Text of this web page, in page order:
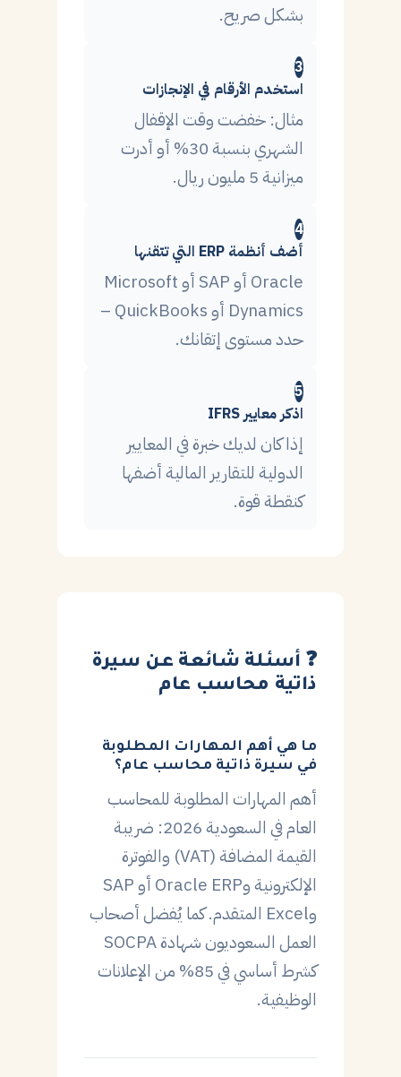
بشكل صريح.
3
استخدم الأرقام في الإنجازات
مثال: خفضت وقت الإقفال
الشهري بنسبة 30% أو أدرت
ميزانية 5 مليون ريال.
4
أضف أنظمة ERP التي تتقنها
Oracle أو SAP أو Microsoft
Dynamics أو QuickBooks –
حدد مستوى إتقانك.
5
اذكر معايير IFRS
إذا كان لديك خبرة في المعايير
الدولية للتقارير المالية أضفها
كنقطة قوة.
❓ أسئلة شائعة عن سيرة
ذاتية محاسب عام
ما هي أهم المهارات المطلوبة
في سيرة ذاتية محاسب عام؟
أهم المهارات المطلوبة للمحاسب
العام في السعودية 2026: ضريبة
القيمة المضافة (VAT) والفوترة
الإلكترونية وOracle ERP أو SAP
وExcel المتقدم. كما يُفضل أصحاب
العمل السعوديون شهادة SOCPA
كشرط أساسي في 85% من الإعلانات
الوظيفية.